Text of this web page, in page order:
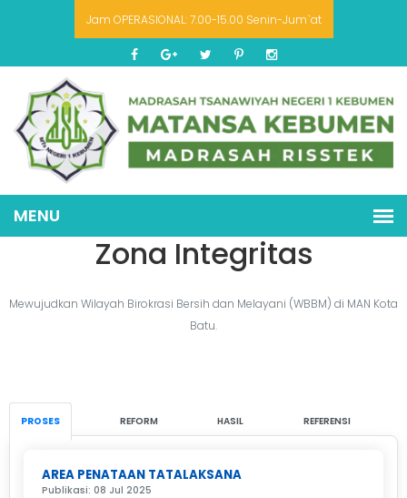
Jam OPERASIONAL: 7.00-15.00 Senin-Jum`at
Zona Integritas
Mewujudkan Wilayah Birokrasi Bersih dan Melayani (WBBM) di MAN Kota
Batu.
PROSES REFORM HASIL REFERENSI
AREA PENATAAN TATALAKSANA
Publikasi: 08 Jul 2025